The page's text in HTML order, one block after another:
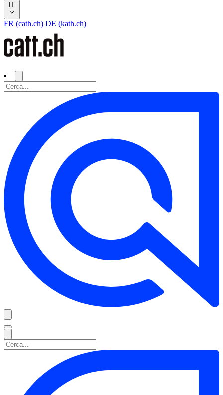
IT
FR (cath.ch) DE (kath.ch)